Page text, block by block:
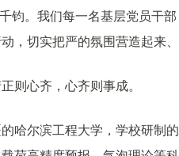
千钧。我们每一名基层党员干
，切实把严的氛围营造起来
则心齐，心齐则事成。
哈尔滨工程大学，学校研制